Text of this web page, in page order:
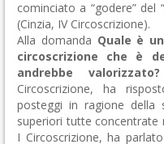
cominciato a “godere” del
(Cinzia, IV Circoscrizione).
Alla domanda Quale è
circoscrizione che è
andrebbe
Circoscrizione, ha
posteggi in ragione della
superiori tutte
I Circoscrizione, ha